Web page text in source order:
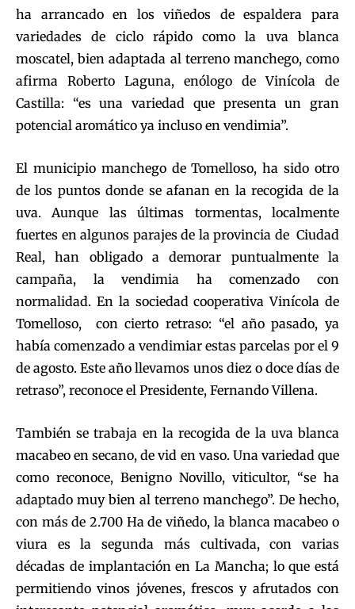
ha arrancado en los viñedos de espaldera para
variedades de ciclo rápido como la uva blanca
moscatel, bien adaptada al terreno manchego, como
afirma Roberto Laguna, enólogo de Vinícola de
Castilla: “es una variedad que presenta un gran
potencial aromático ya incluso en vendimia”.
El municipio manchego de Tomelloso, ha sido otro
de los puntos donde se afanan en la recogida de la
uva. Aunque las últimas tormentas, localmente
fuertes en algunos parajes de la provincia de Ciudad
Real, han obligado a demorar puntualmente la
campaña, la vendimia ha comenzado con
normalidad. En la sociedad cooperativa Vinícola de
Tomelloso, con cierto retraso: “el año pasado, ya
había comenzado a vendimiar estas parcelas por el 9
de agosto. Este año llevamos unos diez o doce días de
retraso”, reconoce el Presidente, Fernando Villena.
También se trabaja en la recogida de la uva blanca
macabeo en secano, de vid en vaso. Una variedad que
como reconoce, Benigno Novillo, viticultor, “se ha
adaptado muy bien al terreno manchego”. De hecho,
con más de 2.700 Ha de viñedo, la blanca macabeo o
viura es la segunda más cultivada, con varias
décadas de implantación en La Mancha; lo que está
permitiendo vinos jóvenes, frescos y afrutados con